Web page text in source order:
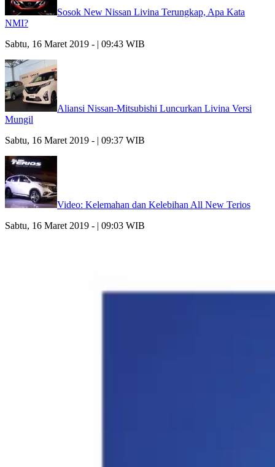
Sosok New Nissan Livina Terungkap, Apa Kata
NMI?
Sabtu, 16 Maret 2019 - | 09:43 WIB
Aliansi Nissan-Mitsubishi Luncurkan Livina Versi
Mungil
Sabtu, 16 Maret 2019 - | 09:37 WIB
Video: Kelemahan dan Kelebihan All New Terios
Sabtu, 16 Maret 2019 - | 09:03 WIB